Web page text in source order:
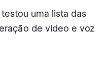
uma lista das
de vídeo e voz